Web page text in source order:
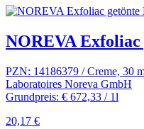
NOREVA
PZN: 14186379 / Creme, 30
Laboratoires Noreva GmbH
Grundpreis: € 672,33 / 1l
20,17 €